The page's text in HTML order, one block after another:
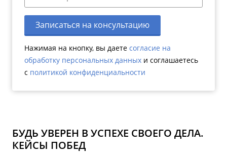
Записаться на консультацию
Нажимая на кнопку, вы даете согласие на
обработку персональных данных и соглашаетесь
c политикой конфиденциальности
БУДЬ УВЕРЕН В УСПЕХЕ СВОЕГО ДЕЛА.
КЕЙСЫ ПОБЕД